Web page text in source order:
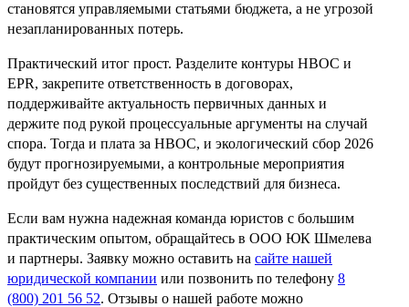
становятся управляемыми статьями бюджета, а не угрозой
незапланированных потерь.
Практический итог прост. Разделите контуры НВОС и
EPR, закрепите ответственность в договорах,
поддерживайте актуальность первичных данных и
держите под рукой процессуальные аргументы на случай
спора. Тогда и плата за НВОС, и экологический сбор 2026
будут прогнозируемыми, а контрольные мероприятия
пройдут без существенных последствий для бизнеса.
Если вам нужна надежная команда юристов с большим
практическим опытом, обращайтесь в ООО ЮК Шмелева
и партнеры. Заявку можно оставить на сайте нашей
юридической компании или позвонить по телефону 8
(800) 201 56 52. Отзывы о нашей работе можно